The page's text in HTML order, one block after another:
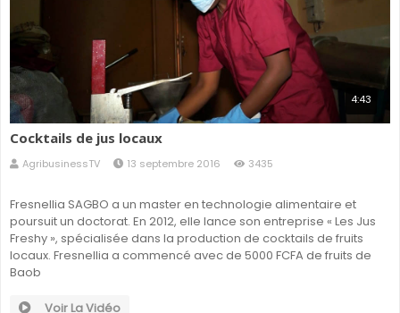
4:43
Cocktails de jus locaux
AgribusinessTV 13 septembre 2016 3435
Fresnellia SAGBO a un master en technologie alimentaire et
poursuit un doctorat. En 2012, elle lance son entreprise « Les Jus
Freshy », spécialisée dans la production de cocktails de fruits
locaux. Fresnellia a commencé avec de 5000 FCFA de fruits de
Baob
Voir La Vidéo